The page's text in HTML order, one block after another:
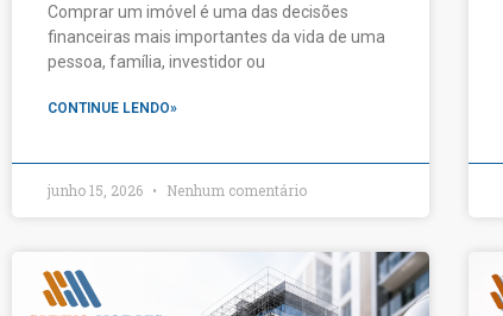
Comprar um imóvel é uma das decisões
financeiras mais importantes da vida de uma
pessoa, família, investidor ou
CONTINUE LENDO»
junho 15, 2026 Nenhum comentário